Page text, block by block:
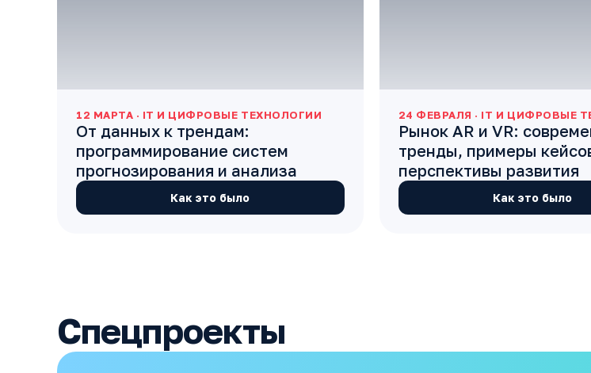
12 МАРТА · IT И ЦИФРОВЫЕ ТЕХНОЛОГИИ
От данных к трендам:
программирование систем
прогнозирования и анализа
Как это было
24 ФЕВРАЛЯ · IT И ЦИФРОВЫЕ
Рынок AR и VR:
тренды, примеры
перспективы развития
Как это было
Спецпроекты